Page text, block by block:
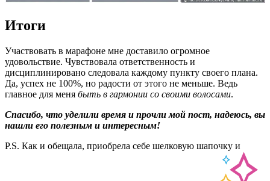
Итоги
Участвовать в марафоне мне доставило огромное
удовольствие. Чувствовала ответственность и
дисциплинировано следовала каждому пункту своего плана.
Да, успех не 100%, но радости от этого не меньше. Ведь
главное для меня быть в гармонии со своими волосами.
Спасибо, что уделили время и прочли мой пост, надеюсь, вы
нашли его полезным и интересным!
P.S. Как и обещала, приобрела себе шелковую шапочку и